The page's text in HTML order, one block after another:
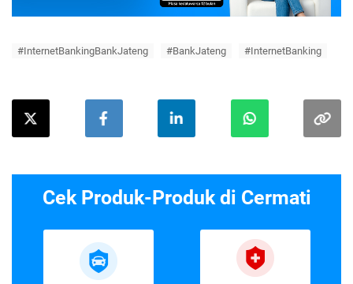
#InternetBankingBankJateng #BankJateng #InternetBanking
Cek Produk-Produk di Cermati